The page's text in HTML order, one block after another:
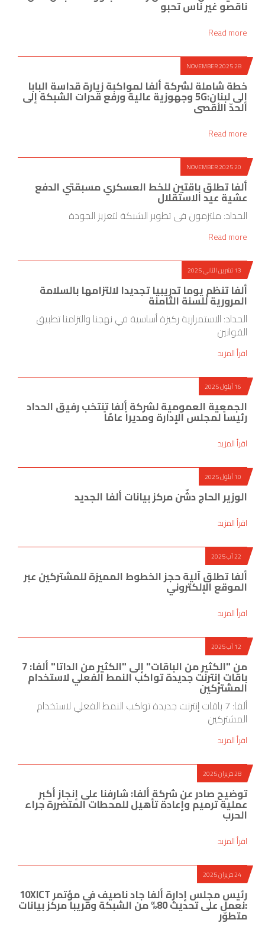
ناقصو غير ناس تحبو
Read more
28 NOVEMBER 2025
خطة شاملة لشركة ألفا لمواكبة زيارة قداسة البابا
إلى لبنان:5G وجهوزية عالية ورفع قدرات الشبكة إلى
الحدّ الأقصى
Read more
20 NOVEMBER 2025
ألفا تطلق باقتين للخط العسكري مسبقتي الدفع
عشية عيد الاستقلال
الحداد: ملتزمون في تطوير الشبكة لتعزيز الجودة
Read more
13 تشرين الثاني 2025
ألفا تنظم يوما تدريبيا تجديدا لالتزامها بالسلامة
المرورية للسنة الثامنة
الحداد: الاستمرارية ركيزة أساسية في نهجنا والتزامنا تطبيق
القوانين
اقرأ المزيد
16 أيلول 2025
الجمعية العمومية لشركة ألفا تنتخب رفيق الحداد
رئيساً لمجلس الإدارة ومديراً عامّاً
اقرأ المزيد
10 أيلول 2025
الوزير الحاج دشّن مركز بيانات ألفا الجديد
اقرأ المزيد
22 آب 2025
ألفا تطلق آلية حجز الخطوط المميزة للمشتركين عبر
الموقع الإلكتروني
اقرأ المزيد
12 آب 2025
من "الكثير من الباقات" إلى "الكثير من الداتا" ألفا: 7
باقات إنترنت جديدة تواكب النمط الفعلي لاستخدام
المشتركين
ألفا: 7 باقات إنترنت جديدة تواكب النمط الفعلي لاستخدام
المشتركين
اقرأ المزيد
28 حزيران 2025
توضيح صادر عن شركة ألفا: شارفنا على إنجاز أكبر
عملية ترميم وإعادة تأهيل للمحطات المتضررة جراء
الحرب
اقرأ المزيد
24 حزيران 2025
رئيس مجلس إدارة ألفا جاد ناصيف في مؤتمر 10XICT
:نعمل على تحديث 80% من الشبكة وقريبا مركز بيانات
متطوّر